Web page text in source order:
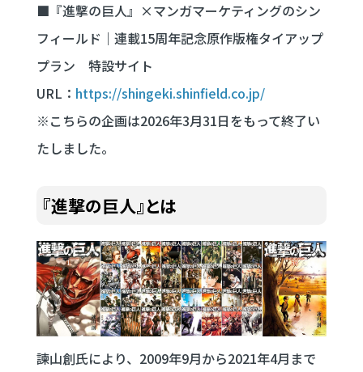
■『進撃の巨人』×マンガマーケティングのシン
フィールド｜連載15周年記念原作版権タイアップ
プラン 特設サイト
URL： https://shingeki.shinfield.co.jp/
※こちらの企画は2026年3月31日をもって終了い
たしました。
『進撃の巨人』とは
諫山創氏により、2009年9月から2021年4月まで